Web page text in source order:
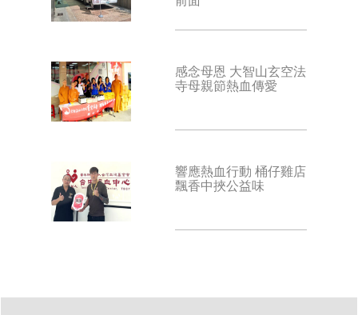
感念母恩 大智山玄空法
寺母親節熱血傳愛
響應熱血行動 桶仔雞店
飄香中挾公益味